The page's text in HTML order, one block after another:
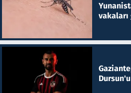
vakaları